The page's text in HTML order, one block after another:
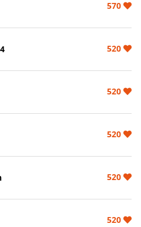
570
520
520
520
520
520